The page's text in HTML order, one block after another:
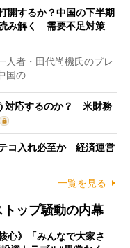
開するか？中国の下半期
み解く 需要不足対策
者・田代尚機氏のプレ
国の…
対応するのか？ 米財務
コ入れ必至か 経済運営
一覧を見る
トップ騒動の内幕
心》「みんなで大家さ